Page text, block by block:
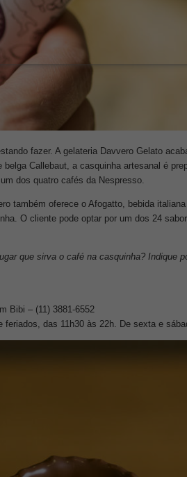
fazer. A gelateria Davvero Gelato
Callebaut, a casquinha artesanal é
dos quatro cafés da Nespresso.
também oferece o Afogatto, bebida
O cliente pode optar por um dos 24
que sirva o café na casquinha? Indique
Bibi – (11) 3881-6552
feriados, das 11h30 às 22h. De sexta e